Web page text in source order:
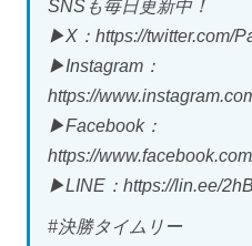
SNSも毎日更新中！
▶X：https://twitter.com/
▶Instagram：
https://
▶Facebook：
https://
▶LINE：https://lin.ee/
#決勝タイムリー